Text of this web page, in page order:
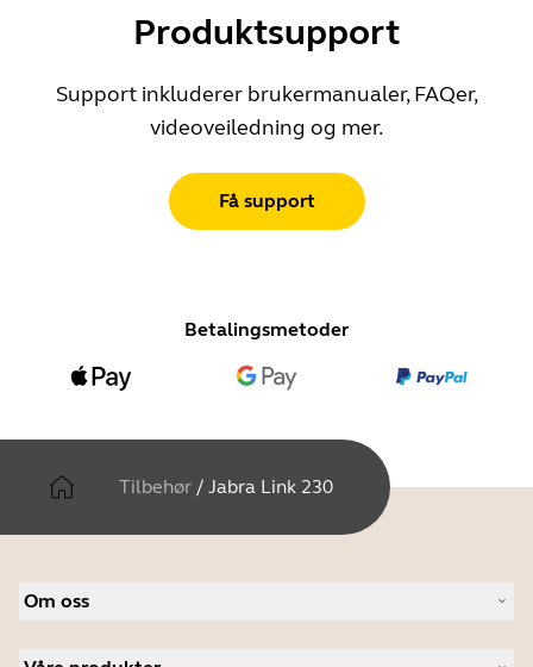
Produktsupport
Support inkluderer brukermanualer, FAQer,
videoveiledning og mer.
Få support
Betalingsmetoder
Tilbehør / Jabra Link 230
Om oss